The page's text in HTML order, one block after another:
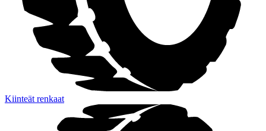
Kiinteät renkaat